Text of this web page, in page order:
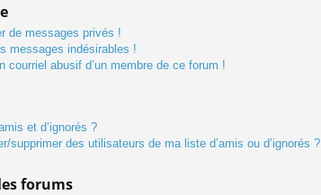
de messages privés !
messages indésirables !
courriel abusif d’un membre de ce forum !
et d’ignorés ?
supprimer des utilisateurs de ma liste d’amis ou d’ignorés ?
forums